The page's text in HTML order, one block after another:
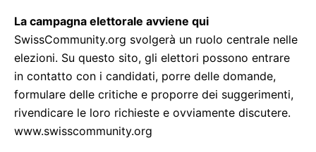
La campagna elettorale avviene qui
SwissCommunity.org svolgerà un ruolo centrale nelle
elezioni. Su questo sito, gli elettori possono entrare
in contatto con i candidati, porre delle domande,
formulare delle critiche e proporre dei suggerimenti,
rivendicare le loro richieste e ovviamente discutere.
www.swisscommunity.org